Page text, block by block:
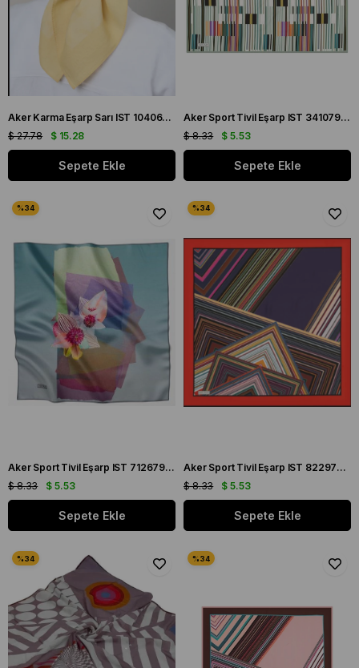
Aker Karma Eşarp Sarı IST 1040600 - 961
$ 15.28
$ 27.78
Sepete Ekle
Aker Sport Tivil Eşarp IST 3410797-951 Yeşil Çizgili Desen
$ 5.53
$ 8.33
Sepete Ekle
Aker Sport Tivil Eşarp IST 7126797-951 Su Yeşil Çiçek Desen
$ 5.53
$ 8.33
Sepete Ekle
Aker Sport Tivil Eşarp IST 8229797-911 Kırmızı Çizgi Desen
$ 5.53
$ 8.33
Sepete Ekle